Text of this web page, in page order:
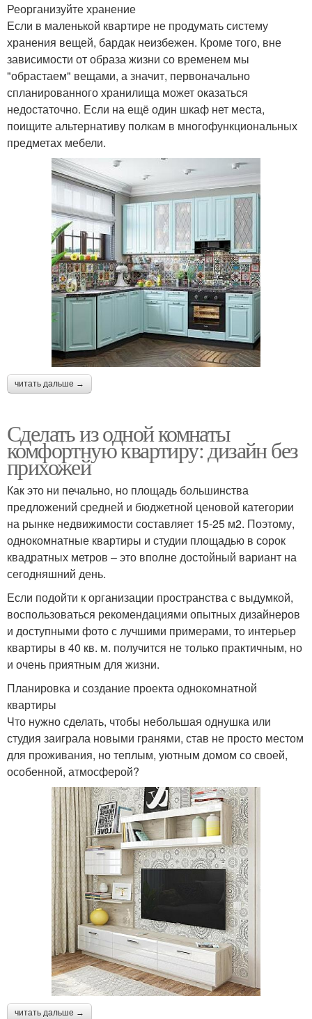
Реорганизуйте хранение
Если в маленькой квартире не продумать систему
хранения вещей, бардак неизбежен. Кроме того, вне
зависимости от образа жизни со временем мы
"обрастаем" вещами, а значит, первоначально
спланированного хранилища может оказаться
недостаточно. Если на ещё один шкаф нет места,
поищите альтернативу полкам в многофункциональных
предметах мебели.
читать дальше →
Сделать из одной комнаты
комфортную квартиру: дизайн без
прихожей
Как это ни печально, но площадь большинства
предложений средней и бюджетной ценовой категории
на рынке недвижимости составляет 15-25 м2. Поэтому,
однокомнатные квартиры и студии площадью в сорок
квадратных метров – это вполне достойный вариант на
сегодняшний день.
Если подойти к организации пространства с выдумкой,
воспользоваться рекомендациями опытных дизайнеров
и доступными фото с лучшими примерами, то интерьер
квартиры в 40 кв. м. получится не только практичным, но
и очень приятным для жизни.
Планировка и создание проекта однокомнатной
квартиры
Что нужно сделать, чтобы небольшая однушка или
студия заиграла новыми гранями, став не просто местом
для проживания, но теплым, уютным домом со своей,
особенной, атмосферой?
читать дальше →